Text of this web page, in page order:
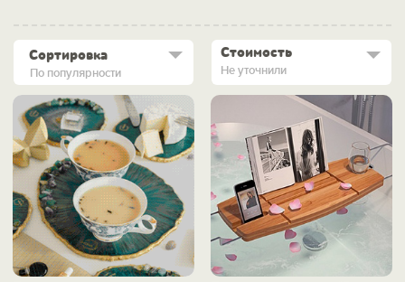
По популярности
Сортировка Стоимость
Не уточнили